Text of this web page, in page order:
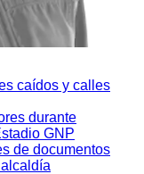
caídos y calles
durante
GNP
de documentos